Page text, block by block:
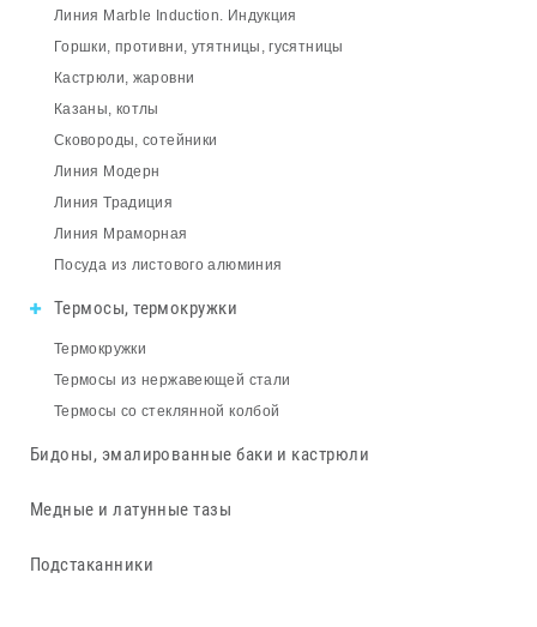
Линия Marble Induction. Индукция
Горшки, противни, утятницы, гусятницы
Кастрюли, жаровни
Казаны, котлы
Сковороды, сотейники
Линия Модерн
Линия Традиция
Линия Мраморная
Посуда из листового алюминия
Термосы, термокружки
Термокружки
Термосы из нержавеющей стали
Термосы со стеклянной колбой
Бидоны, эмалированные баки и кастрюли
Медные и латунные тазы
Подстаканники